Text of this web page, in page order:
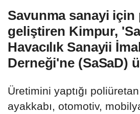
Savunma sanayi için
geliştiren Kimpur,
Havacılık Sanayii
Derneği'ne (SaSaD)
Üretimini yaptığı
ayakkabı, otomotiv,